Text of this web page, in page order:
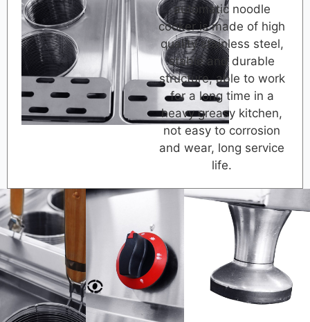
automatic noodle
cooker is made of high
quality stainless steel,
stable and durable
structure, able to work
for a long time in a
heavy greasy kitchen,
not easy to corrosion
and wear, long service
life.